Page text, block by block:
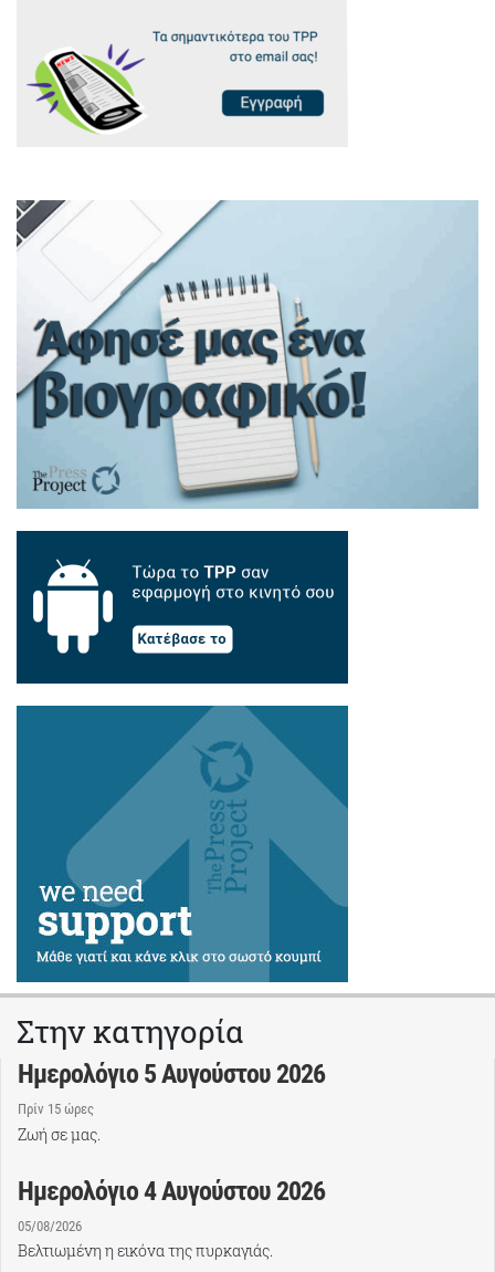
Στην κατηγορία
Ημερολόγιο 5 Αυγούστου 2026
Πρίν 15 ώρες
Ζωή σε μας.
Ημερολόγιο 4 Αυγούστου 2026
05/08/2026
Βελτιωμένη η εικόνα της πυρκαγιάς.